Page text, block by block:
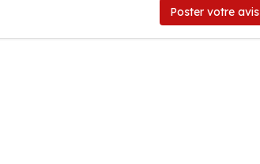
Poster votre avis